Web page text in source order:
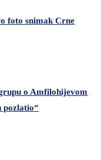
foto snimak Crne
o Amfilohijevom
pozlatio“